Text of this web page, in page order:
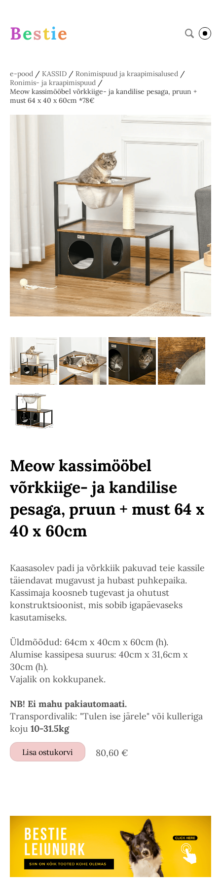
Bestie
e-pood / KASSID / Ronimispuud ja kraapimisalused /
Ronimis- ja kraapimispuud /
Meow kassimööbel võrkkiige- ja kandilise pesaga, pruun +
must 64 x 40 x 60cm *78€
Meow kassimööbel
võrkkiige- ja kandilise
pesaga, pruun + must 64 x
40 x 60cm
Kaasasolev padi ja võrkkiik pakuvad teie kassile
täiendavat mugavust ja hubast puhkepaika.
Kassimaja koosneb tugevast ja ohutust
konstruktsioonist, mis sobib igapäevaseks
kasutamiseks.
Üldmõõdud: 64cm x 40cm x 60cm (h).
Alumise kassipesa suurus: 40cm x 31,6cm x
30cm (h).
Vajalik on kokkupanek.
NB! Ei mahu pakiautomaati.
Transpordivalik: "Tulen ise järele" või kulleriga
koju 10-31.5kg
Lisa ostukorvi 80,60 €